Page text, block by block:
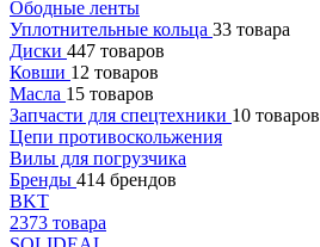
Ободные ленты
Уплотнительные кольца 33 товара
Диски 447 товаров
Ковши 12 товаров
Масла 15 товаров
Запчасти для спецтехники 10 товаров
Цепи противоскольжения
Вилы для погрузчика
Бренды 414 брендов
BKT
2373 товара